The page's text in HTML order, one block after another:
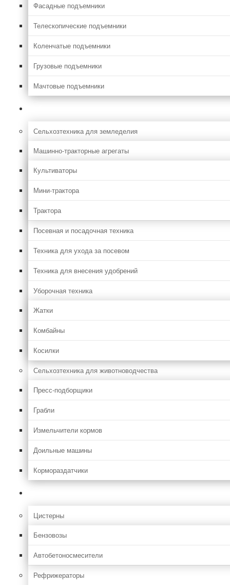
Фасадные подъемники
Телескопические подъемники
Коленчатые подъемники
Грузовые подъемники
Мачтовые подъемники
Сельхозтехника для земледелия
Машинно-тракторные агрегаты
Культиваторы
Мини-трактора
Трактора
Посевная и посадочная техника
Техника для ухода за посевом
Техника для внесения удобрений
Уборочная техника
Жатки
Комбайны
Косилки
Сельхозтехника для животноводчества
Пресс-подборщики
Грабли
Измельчители кормов
Доильные машины
Кормораздатчики
Цистерны
Бензовозы
Автобетоносмесители
Рефрижераторы